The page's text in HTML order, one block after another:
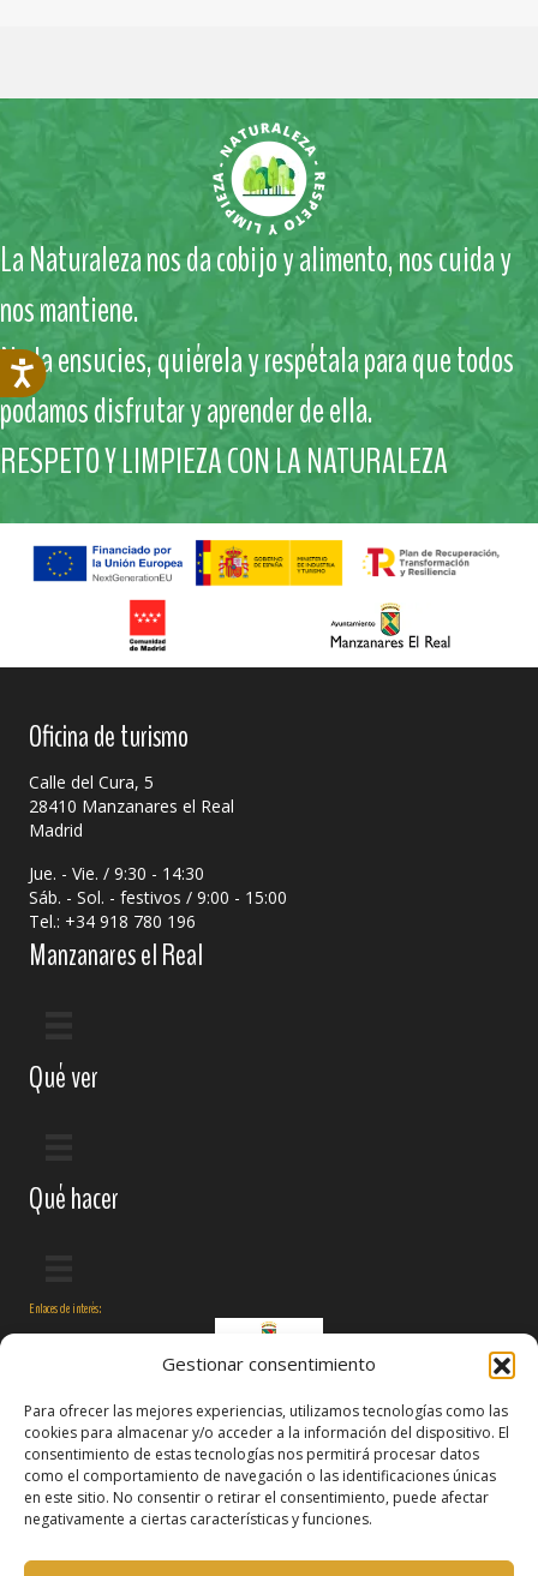
Gestionar consentimiento
Para ofrecer las mejores experiencias, utilizamos tecnologías como las
cookies para almacenar y/o acceder a la información del dispositivo. El
consentimiento de estas tecnologías nos permitirá procesar datos
como el comportamiento de navegación o las identificaciones únicas
en este sitio. No consentir o retirar el consentimiento, puede afectar
negativamente a ciertas características y funciones.
La Naturaleza nos da cobijo y alimento, nos cuida y
nos mantiene.
No la ensucies, quiérela y respétala para que todos
podamos disfrutar y aprender de ella.
RESPETO Y LIMPIEZA CON LA NATURALEZA
Oficina de turismo
Calle del Cura, 5
28410 Manzanares el Real
Madrid
Jue. - Vie. / 9:30 - 14:30
Sáb. - Sol. - festivos / 9:00 - 15:00
Tel.: +34 918 780 196
Manzanares el Real
Qué ver
Qué hacer
Enlaces de interés:
Síguenos en: